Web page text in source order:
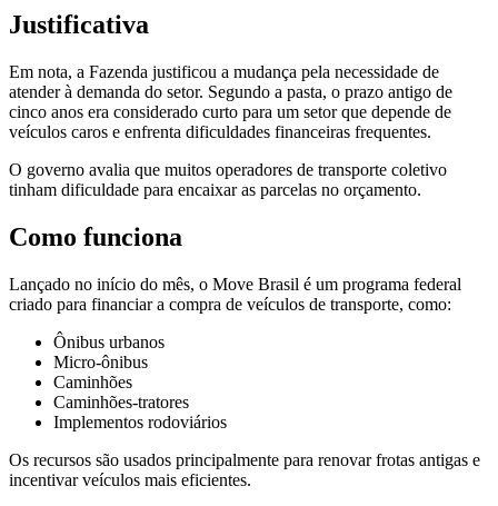
Justificativa
Em nota, a Fazenda justificou a mudança pela necessidade de
atender à demanda do setor. Segundo a pasta, o prazo antigo de
cinco anos era considerado curto para um setor que depende de
veículos caros e enfrenta dificuldades financeiras frequentes.
O governo avalia que muitos operadores de transporte coletivo
tinham dificuldade para encaixar as parcelas no orçamento.
Como funciona
Lançado no início do mês, o Move Brasil é um programa federal
criado para financiar a compra de veículos de transporte, como:
Ônibus urbanos
Micro-ônibus
Caminhões
Caminhões-tratores
Implementos rodoviários
Os recursos são usados principalmente para renovar frotas antigas e
incentivar veículos mais eficientes.